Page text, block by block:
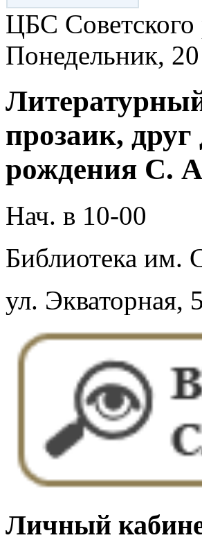
ЦБС
Понедельник,
прозаик,
рождения С.
Нач. в 10-00
Библиотека им.
ул. Экваторная, 5
Личный